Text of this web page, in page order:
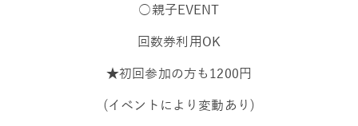
○親子EVENT
回数券利用OK
★初回参加の方も1200円
(イベントにより変動あり)